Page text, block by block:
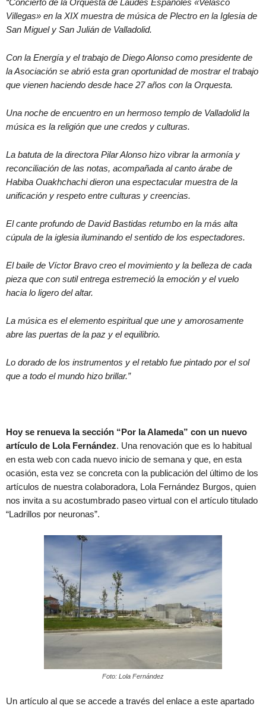
“Concierto de la Orquesta de Laúdes Españoles «Velasco
Villegas» en la XIX muestra de música de Plectro en la Iglesia de
San Miguel y San Julián de Valladolid.
Con la Energía y el trabajo de Diego Alonso como presidente de
la Asociación se abrió esta gran oportunidad de mostrar el trabajo
que vienen haciendo desde hace 27 años con la Orquesta.
Una noche de encuentro en un hermoso templo de Valladolid la
música es la religión que une credos y culturas.
La batuta de la directora Pilar Alonso hizo vibrar la armonía y
reconciliación de las notas, acompañada al canto árabe de
Habiba Ouakhchachi dieron una espectacular muestra de la
unificación y respeto entre culturas y creencias.
El cante profundo de David Bastidas retumbo en la más alta
cúpula de la iglesia iluminando el sentido de los espectadores.
El baile de Víctor Bravo creo el movimiento y la belleza de cada
pieza que con sutil entrega estremeció la emoción y el vuelo
hacia lo ligero del altar.
La música es el elemento espiritual que une y amorosamente
abre las puertas de la paz y el equilibrio.
Lo dorado de los instrumentos y el retablo fue pintado por el sol
que a todo el mundo hizo brillar.”
Hoy se renueva la sección “Por la Alameda” con un nuevo
artículo de Lola Fernández. Una renovación que es lo habitual
en esta web con cada nuevo inicio de semana y que, en esta
ocasión, esta vez se concreta con la publicación del último de los
artículos de nuestra colaboradora, Lola Fernández Burgos, quien
nos invita a su acostumbrado paseo virtual con el artículo titulado
“Ladrillos por neuronas”.
Foto: Lola Fernández
Un artículo al que se accede a través del enlace a este apartado